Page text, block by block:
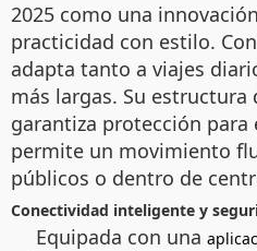
2025 como una
practicidad con estilo.
adapta tanto a viajes
más largas. Su
garantiza protección
permite un movimiento
públicos o dentro de
Conectividad inteligente y
Equipada con una